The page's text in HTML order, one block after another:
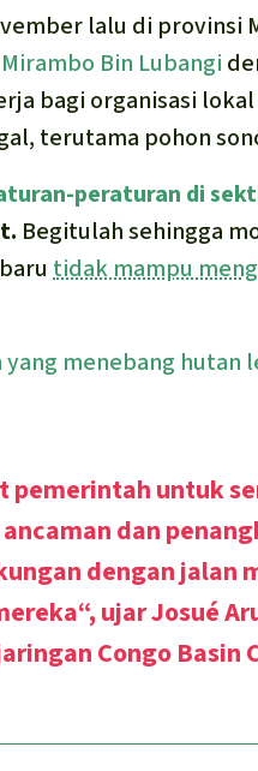
lalu di provinsi
Bin Lubangi
bagi organisasi lokal
terutama pohon
peraturan di
Begitulah sehingga
tidak mampu
menebang hutan
pemerintah untuk
dan
dengan jalan
ujar Josué
Congo Basin